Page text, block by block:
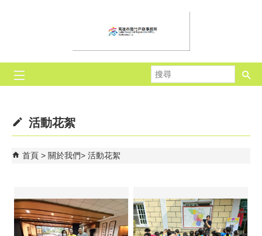
尋
活動花絮
首頁 關於我們 活動花絮